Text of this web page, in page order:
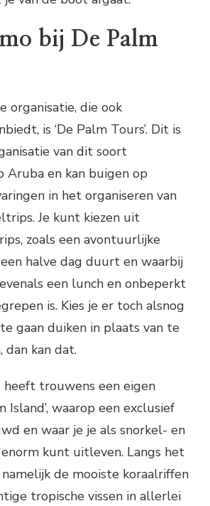
bij De Palm
organisatie, die ook
is ‘De Palm Tours’. Dit is
van dit soort
Aruba en kan buigen op
in het organiseren van
Je kunt kiezen uit
zoals een avontuurlijke
halve dag duurt en waarbij
een lunch en onbeperkt
is. Kies je er toch alsnog
gaan duiken in plaats van te
dan kan dat.
heeft trouwens een eigen
Island’, waarop een exclusief
en waar je je als snorkel- en
kunt uitleven. Langs het
de mooiste koraalriffen
tropische vissen in allerlei